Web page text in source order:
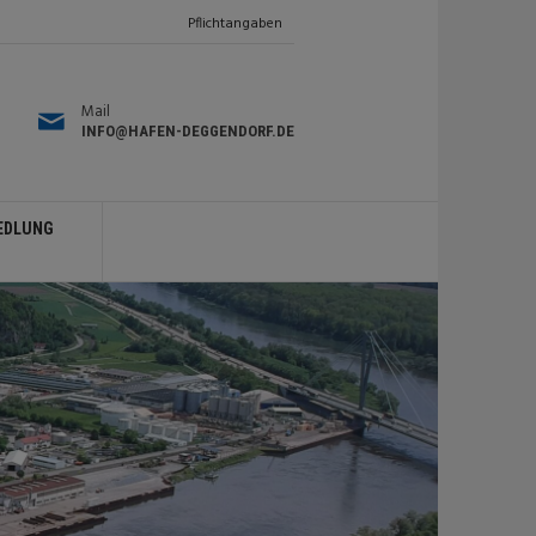
Pflichtangaben
Mail
INFO@HAFEN-DEGGENDORF.DE